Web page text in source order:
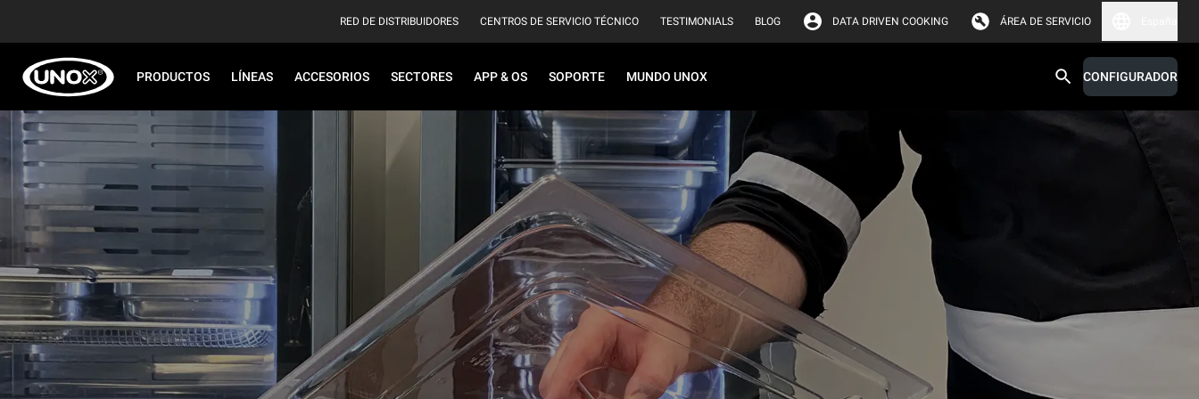
RED DE DISTRIBUIDORES CENTROS DE SERVICIO TÉCNICO TESTIMONIALS BLOG DATA DRIVEN COOKING ÁREA DE SERVICIO
PRODUCTOS LÍNEAS ACCESORIOS SECTORES APP & OS SOPORTE MUNDO UNOX CONFIGURADOR